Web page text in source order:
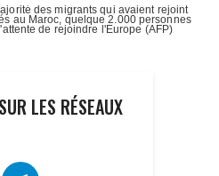
LES RÉSEAUX